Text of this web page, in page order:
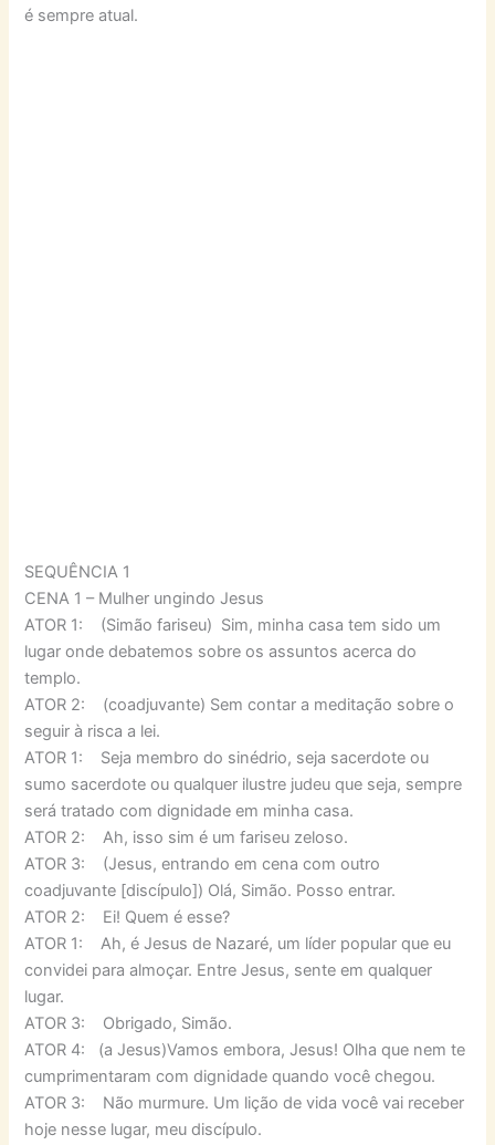
é sempre atual.
SEQUÊNCIA 1
CENA 1 – Mulher ungindo Jesus
ATOR 1: (Simão fariseu) Sim, minha casa tem sido um
lugar onde debatemos sobre os assuntos acerca do
templo.
ATOR 2: (coadjuvante) Sem contar a meditação sobre o
seguir à risca a lei.
ATOR 1: Seja membro do sinédrio, seja sacerdote ou
sumo sacerdote ou qualquer ilustre judeu que seja, sempre
será tratado com dignidade em minha casa.
ATOR 2: Ah, isso sim é um fariseu zeloso.
ATOR 3: (Jesus, entrando em cena com outro
coadjuvante [discípulo]) Olá, Simão. Posso entrar.
ATOR 2: Ei! Quem é esse?
ATOR 1: Ah, é Jesus de Nazaré, um líder popular que eu
convidei para almoçar. Entre Jesus, sente em qualquer
lugar.
ATOR 3: Obrigado, Simão.
ATOR 4: (a Jesus)Vamos embora, Jesus! Olha que nem te
cumprimentaram com dignidade quando você chegou.
ATOR 3: Não murmure. Um lição de vida você vai receber
hoje nesse lugar, meu discípulo.